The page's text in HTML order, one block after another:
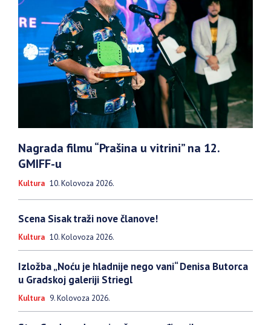
Nagrada filmu “Prašina u vitrini” na 12.
GMIFF-u
Kultura 10. Kolovoza 2026.
Scena Sisak traži nove članove!
Kultura 10. Kolovoza 2026.
Izložba „Noću je hladnije nego vani“ Denisa Butorca
u Gradskoj galeriji Striegl
Kultura 9. Kolovoza 2026.